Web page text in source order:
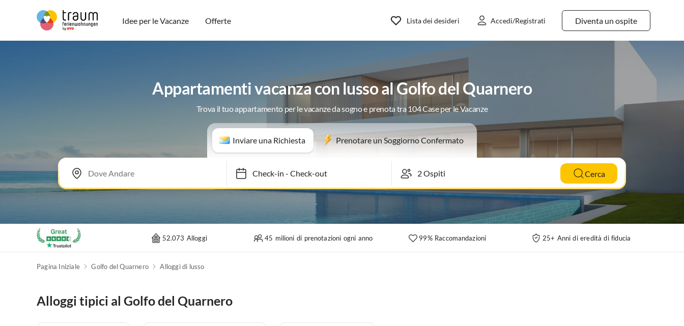
Idee per le Vacanze Offerte Diventa un ospite
Lista dei desideri Accedi/Registrati
Appartamenti vacanza con lusso al Golfo del Quarnero
Trova il tuo appartamento per le vacanze da sogno e prenota tra 104 Case per le Vacanze
Inviare una Richiesta Prenotare un Soggiorno Confermato
Check-in- Check-out Cerca
52.073 Alloggi 45 milioni di prenotazioni ogni anno 99% Raccomandazioni 25+ Anni di eredità di fiducia
Pagina Iniziale Golfo del Quarnero Alloggi di lusso
Alloggi tipici al Golfo del Quarnero